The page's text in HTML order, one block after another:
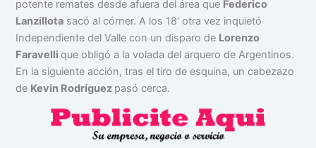
potente remates desde afuera del área que Federico
Lanzillota sacó al córner. A los 18′ otra vez inquietó
Independiente del Valle con un disparo de Lorenzo
Faravelli que obligó a la volada del arquero de Argentinos.
En la siguiente acción, tras el tiro de esquina, un cabezazo
de Kevin Rodríguez pasó cerca.